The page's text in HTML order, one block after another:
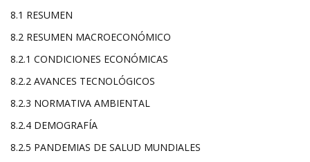
8.1 RESUMEN
8.2 RESUMEN MACROECONÓMICO
8.2.1 CONDICIONES ECONÓMICAS
8.2.2 AVANCES TECNOLÓGICOS
8.2.3 NORMATIVA AMBIENTAL
8.2.4 DEMOGRAFÍA
8.2.5 PANDEMIAS DE SALUD MUNDIALES